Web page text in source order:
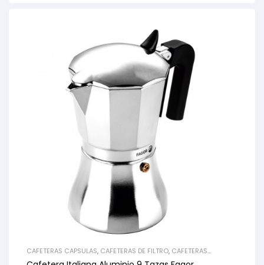
CAFETERAS CAPSULAS, CAFETERAS DE FILTRO, CAFETERAS
EXPRESO
CAFETERAS SUPERAUTOMÁTICAS